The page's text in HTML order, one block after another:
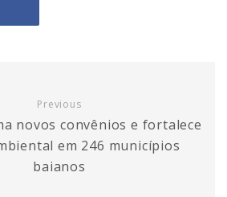
Previous
novos convênios e fortalece
em 246 municípios
baianos